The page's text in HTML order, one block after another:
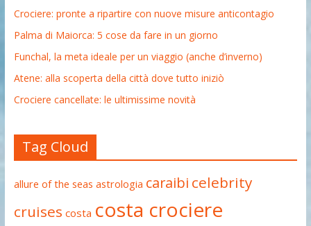
Crociere: pronte a ripartire con nuove misure anticontagio
Palma di Maiorca: 5 cose da fare in un giorno
Funchal, la meta ideale per un viaggio (anche d’inverno)
Atene: alla scoperta della città dove tutto iniziò
Crociere cancellate: le ultimissime novità
Tag Cloud
allure of the seas astrologia caraibi celebrity
cruises costa costa crociere